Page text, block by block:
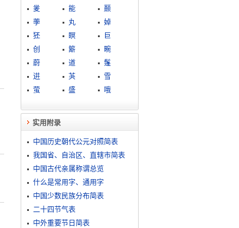
夎
能
颞
荸
丸
婥
狉
瞑
巨
创
簛
畹
蔚
道
鬔
逬
芵
雪
萤
盛 哦
实用附录
中国历史朝代公元对照简表
我国省、自治区、直辖市简表
中国古代亲属称谓总览
什么是常用字、通用字
中国少数民族分布简表
二十四节气表
中外重要节日简表